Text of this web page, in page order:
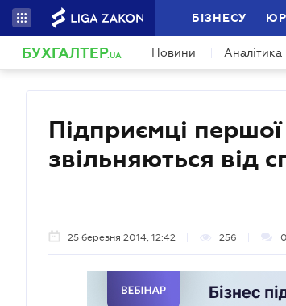
БІЗНЕСУ
БУХГАЛТЕР.UA Новини Аналітика
Підприємці
звільняються від
25 березня 2014, 12:42 256 0